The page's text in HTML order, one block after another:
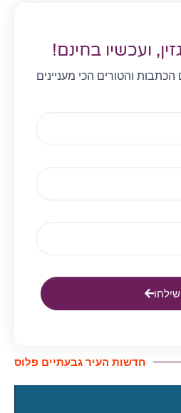
ועכשיו בחינם!
הכתבות והטורים הכי מעניינים
שילחו
חדשות העיר גבעתיים פלוס